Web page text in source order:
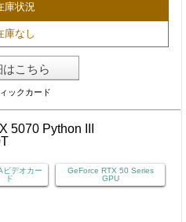
庫状況
庫なし
はこちら
ックカード
ビデオカー
ド
GeForce RTX 50 Series
GPU